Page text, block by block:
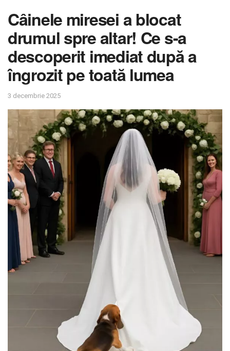
Câinele miresei a blocat
drumul spre altar! Ce s-a
descoperit imediat după a
îngrozit pe toată lumea
3 decembrie 2025